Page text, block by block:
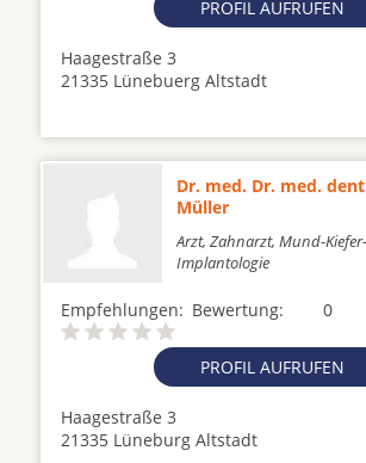
PROFIL AUFRUFEN
Haagestraße 3
21335 Lünebuerg Altstadt
Dr. med. Dr. med.
Müller
Arzt, Zahnarzt, Mund-
Implantologie
Empfehlungen: 0
Bewertung:
PROFIL AUFRUFEN
Haagestraße 3
21335 Lüneburg Altstadt